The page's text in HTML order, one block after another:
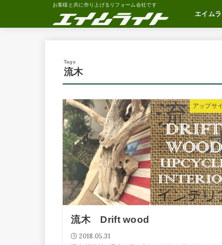
お客様と共に作り上げるリフォーム会社です
エイム
流木
アップサ
流木 Drift wood
2018.05.31